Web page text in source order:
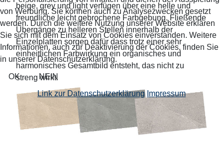
beige, grey und light verfügen über eine helle und
freundliche leicht gebrochene Farbgebung. Fließende
Übergänge zu helleren Stellen innerhalb der
Einzelplatten sorgen dafür dass trotz einer sehr
einheitlichen Farbwirkung ein organisches und
harmonisches Gesamtbild entsteht, das nicht zu
streng wirkt.
von Werbung. Sie können auch zu Analysezwecken gesetzt
werden. Durch die weitere Nutzung unserer Website erklären
Sie sich mit dem Einsatz von Cookies einverstanden. Weitere
Informationen, auch zur Deaktivierung der Cookies, finden Sie
in unserer Datenschutzerklärung.
OK NEIN
Link zur Datenschutzerklärung Impressum